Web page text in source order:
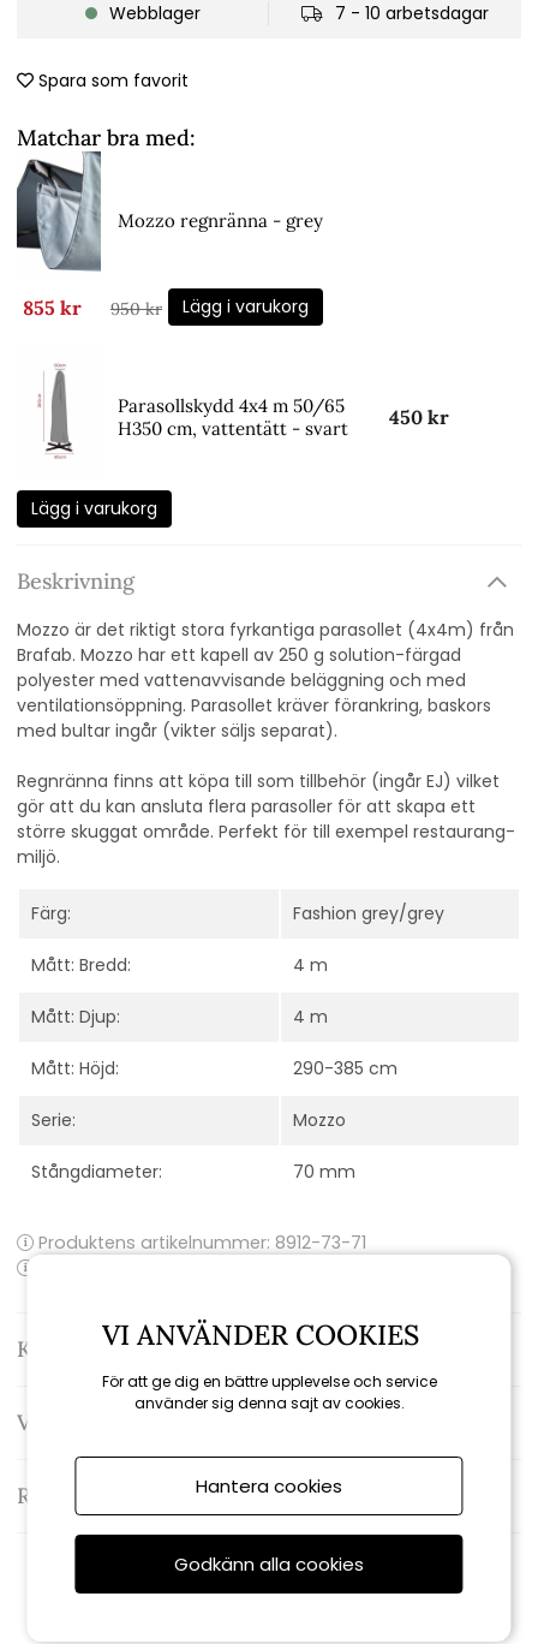
Webblager 7 - 10 arbetsdagar
Spara som favorit
Matchar bra med:
Mozzo regnränna - grey
855 kr 950 kr Lägg i varukorg
Parasollskydd 4x4 m 50/65
H350 cm, vattentätt - svart
450 kr
Lägg i varukorg
Beskrivning
Mozzo är det riktigt stora fyrkantiga parasollet (4x4m) från
Brafab. Mozzo har ett kapell av 250 g solution-färgad
polyester med vattenavvisande beläggning och med
ventilationsöppning. Parasollet kräver förankring, baskors
med bultar ingår (vikter säljs separat).
Regnränna finns att köpa till som tillbehör (ingår EJ) vilket
gör att du kan ansluta flera parasoller för att skapa ett
större skuggat område. Perfekt för till exempel restaurang-
miljö.
Färg: Fashion grey/grey
Mått: Bredd: 4 m
Mått: Djup: 4 m
Mått: Höjd: 290-385 cm
Serie: Mozzo
Stångdiameter: 70 mm
Produktens artikelnummer: 8912-73-71
Kontakta oss
Varumärke: Brafab
Recensioner
VI ANVÄNDER COOKIES
För att ge dig en bättre upplevelse och service
använder sig denna sajt av cookies.
Hantera cookies
Godkänn alla cookies